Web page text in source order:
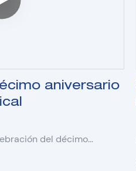
aniversario
del décimo